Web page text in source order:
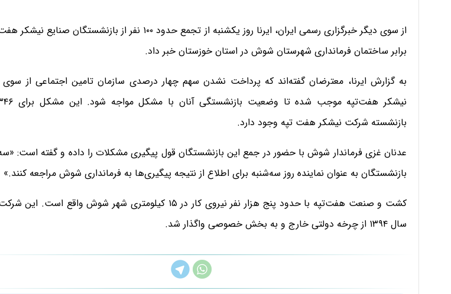
از سوی دیگر خبرگزاری رسمی ایران، ایرنا روز یکشنبه از تجمع حدود ۱۰۰ نفر از بازنشستگان
برابر ساختمان فرمانداری شهرستان شوش در استان خوزستان خبر داد.
به گزارش ایرنا، معترضان گفته‌اند که پرداخت نشدن سهم چهار درصدی سازمان تامین اجتماعی از
بازنشسته شرکت نیشکر هفت تپه وجود دارد.
عدنان غزی فرماندار شوش با حضور در جمع این بازنشستگان قول پیگیری مشکلات را داده و گفته است: «سه
بازنشستگان به عنوان نماینده روز سه‌شنبه برای اطلاع از نتیجه پیگیری‌ها به فرمانداری شوش مراجعه کنند.»
کشت و صنعت هفت‌تپه با حدود پنج هزار نفر نیروی کار در ۱۵ کیلومتری شهر شوش واقع است.
سال ۱۳۹۴ از چرخه دولتی خارج و به بخش خصوصی واگذار شد.